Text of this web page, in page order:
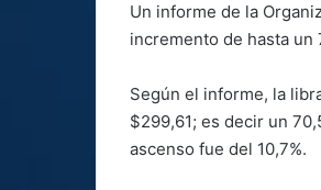
Un informe de la
incremento de hasta un
Según el informe, la
$299,61; es decir un
ascenso fue del 10,7%.